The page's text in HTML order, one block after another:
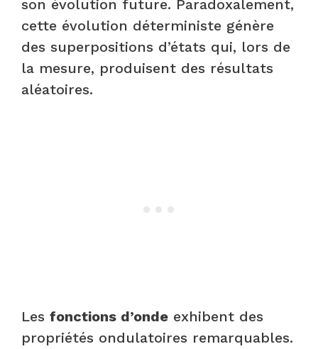
son évolution future. Paradoxalement,
cette évolution déterministe génère
des superpositions d’états qui, lors de
la mesure, produisent des résultats
aléatoires.
Les fonctions d’onde exhibent des
propriétés ondulatoires remarquables.